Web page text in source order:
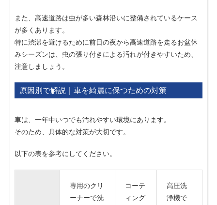
また、高速道路は虫が多い森林沿いに整備されているケース
が多くあります。
特に渋滞を避けるために前日の夜から高速道路を走るお盆休
みシーズンは、虫の張り付きによる汚れが付きやすいため、
注意しましょう。
原因別で解説｜車を綺麗に保つための対策
車は、一年中いつでも汚れやすい環境にあります。
そのため、具体的な対策が大切です。
以下の表を参考にしてください。
専用のクリ
ーナーで洗
コーテ
ィング
高圧洗
浄機で